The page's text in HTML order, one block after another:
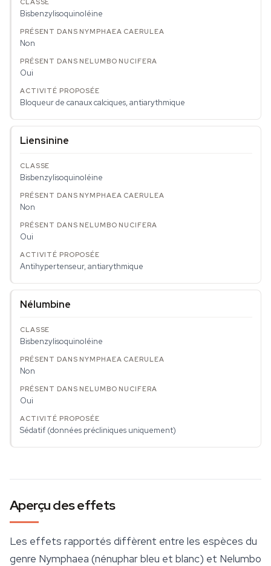
Bisbenzylisoquinoléine
Non
Oui
Bloqueur de canaux calciques, antiarythmique
Liensinine
Bisbenzylisoquinoléine
Non
Oui
Antihypertenseur, antiarythmique
Nélumbine
Bisbenzylisoquinoléine
Non
Oui
Sédatif (données précliniques uniquement)
Aperçu des effets
Les effets rapportés diffèrent entre les espèces du
genre Nymphaea (nénuphar bleu et blanc) et Nelumbo